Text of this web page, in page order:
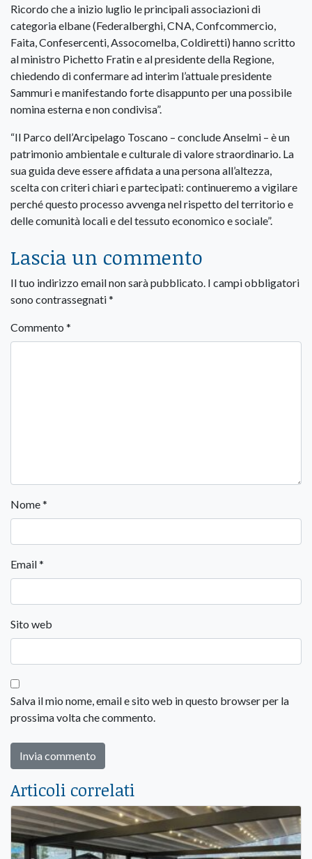
Ricordo che a inizio luglio le principali associazioni di
categoria elbane (Federalberghi, CNA, Confcommercio,
Faita, Confesercenti, Assocomelba, Coldiretti) hanno scritto
al ministro Pichetto Fratin e al presidente della Regione,
chiedendo di confermare ad interim l’attuale presidente
Sammuri e manifestando forte disappunto per una possibile
nomina esterna e non condivisa”.
“Il Parco dell’Arcipelago Toscano – conclude Anselmi – è un
patrimonio ambientale e culturale di valore straordinario. La
sua guida deve essere affidata a una persona all’altezza,
scelta con criteri chiari e partecipati: continueremo a vigilare
perché questo processo avvenga nel rispetto del territorio e
delle comunità locali e del tessuto economico e sociale”.
Lascia un commento
Il tuo indirizzo email non sarà pubblicato. I campi obbligatori
sono contrassegnati*
Commento *
Nome*
Email*
Sito web
Salva il mio nome, email e sito web in questo browser per la
prossima volta che commento.
Articoli correlati